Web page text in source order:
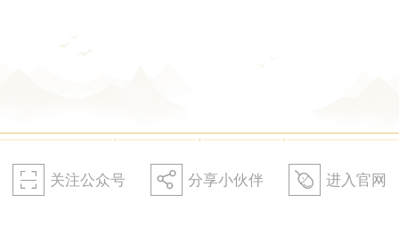
򰀁 关注公众号 򰀂 分享小伙伴 򰀄 进入官网